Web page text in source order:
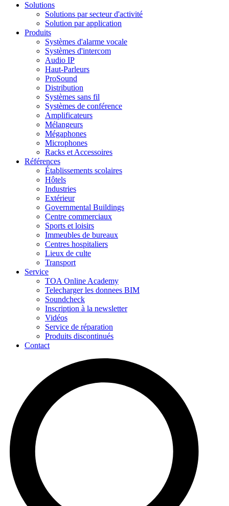
Solutions
Solutions par secteur d'activité
Solution par application
Produits
Systèmes d'alarme vocale
Systèmes d'intercom
Audio IP
Haut-Parleurs
ProSound
Distribution
Systèmes sans fil
Systèmes de conférence
Amplificateurs
Mélangeurs
Mégaphones
Microphones
Racks et Accessoires
Références
Établissements scolaires
Hôtels
Industries
Extérieur
Governmental Buildings
Centre commerciaux
Sports et loisirs
Immeubles de bureaux
Centres hospitaliers
Lieux de culte
Transport
Service
TOA Online Academy
Telecharger les donnees BIM
Soundcheck
Inscription à la newsletter
Vidéos
Service de réparation
Produits discontinués
Contact